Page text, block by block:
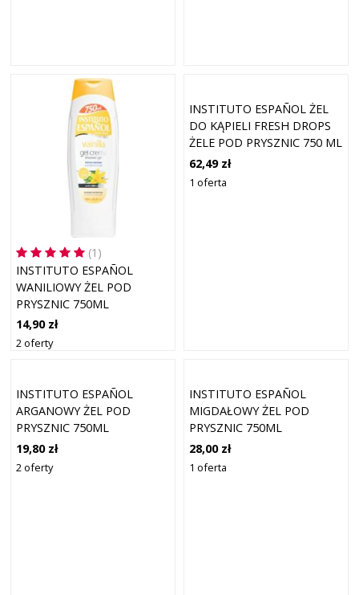
(1)
INSTITUTO ESPAÑOL
WANILIOWY ŻEL POD
PRYSZNIC 750ML
14,90 zł
2 oferty
INSTITUTO ESPAÑOL ŻEL
DO KĄPIELI FRESH DROPS
ŻELE POD PRYSZNIC 750 ML
62,49 zł
1 oferta
INSTITUTO ESPAÑOL
ARGANOWY ŻEL POD
PRYSZNIC 750ML
19,80 zł
2 oferty
INSTITUTO ESPAÑOL
MIGDAŁOWY ŻEL POD
PRYSZNIC 750ML
28,00 zł
1 oferta